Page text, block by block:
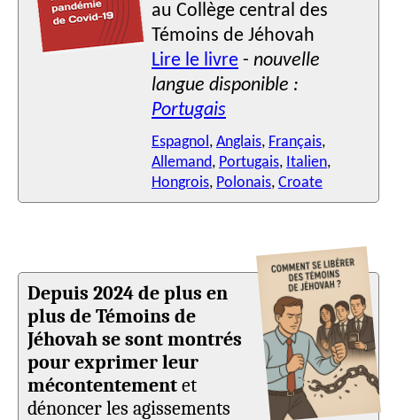
au Collège central des
Témoins de Jéhovah
Lire le livre - nouvelle
langue disponible :
Portugais
Espagnol, Anglais, Français,
Allemand, Portugais, Italien,
Hongrois, Polonais, Croate
Depuis 2024 de plus en
plus de Témoins de
Jéhovah se sont montrés
pour exprimer leur
mécontentementet
dénoncer les agissements